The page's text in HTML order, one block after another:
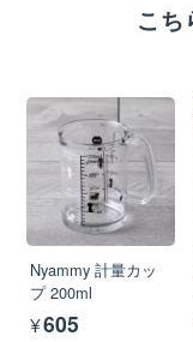
こ
Nyammy 計量カッ
プ 200ml
¥605